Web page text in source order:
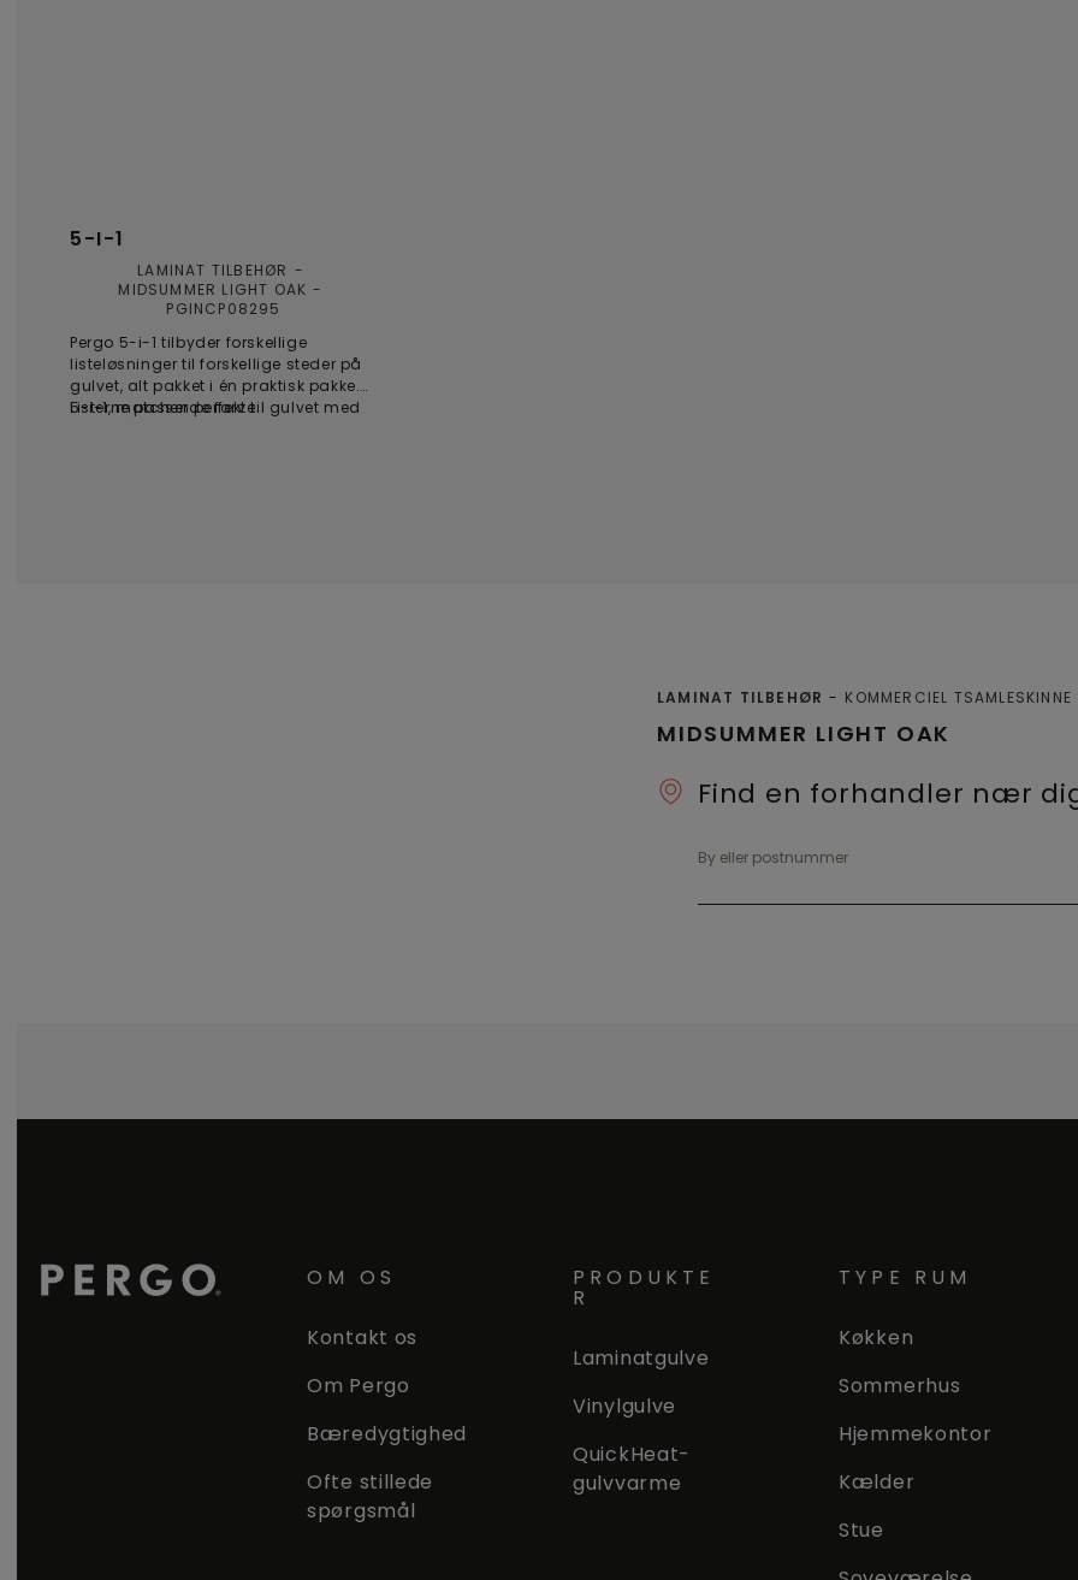
5-I-1
LAMINAT TILBEHØR
MIDSUMMER LIGHT OAK
PGINCP08295
Pergo 5-i-1 tilbyder forskellige
listeløsninger til forskellige steder på
gulvet, alt pakket i én praktisk pakke.
Listerne passer perfekt til gulvet med
5-i-1, matchende farve
MIDSUMMER LIGHT OAK
LAMINAT TILBEHØR KOMMERCIEL TSAMLESKINNE
Find en forhandler nær
By eller postnummer
OM OS
Kontakt os
Om Pergo
Bæredygtighed
Ofte stillede
spørgsmål
PRODUKTE
R
Laminatgulve
Vinylgulve
QuickHeat-
gulvvarme
TYPE RUM
Køkken
Sommerhus
Hjemmekontor
Kælder
Stue